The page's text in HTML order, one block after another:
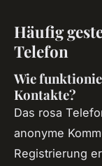
Häufig
Telefon
Wie
Kontakte?
Das rosa
anonyme
Registrierung